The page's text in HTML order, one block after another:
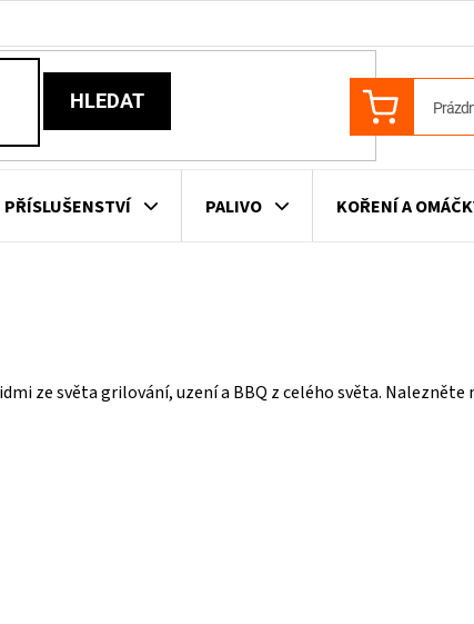
HLEDAT NÁKUPNÍ
KOŠÍK
PŘÍSLUŠENSTVÍ PALIVO KOŘENÍ A
ze světa grilování, uzení a BBQ z celého světa.